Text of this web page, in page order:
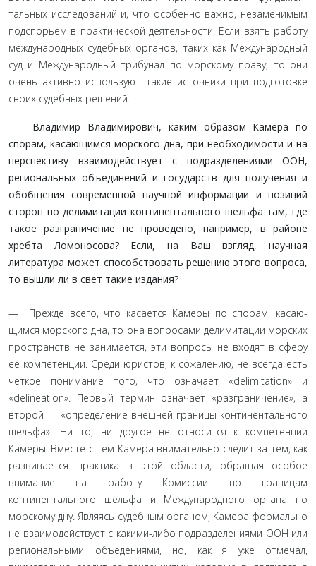
тальных исследований и, что особенно важно, незаменимым
подспорьем в практической деятельности. Если взять работу
международных судебных органов, таких как Международный
суд и Международный трибунал по морскому праву, то они
очень активно используют такие источники при подготовке
своих судебных решений.
— Владимир Владимирович, каким образом Камера по
спорам, касающимся морского дна, при необходимости и на
перспективу взаимодействует с подразделениями ООН,
региональных объединений и государств для полу­чения и
обобщения современной научной информации и позиций
сторон по делимитации континентального шельфа там, где
такое разграничение не проведено, на­пример, в районе
хребта Ломоносова? Если, на Ваш взгляд, научная
литература может способствовать решению этого вопроса,
то вышли ли в свет такие издания?
— Прежде всего, что касается Камеры по спорам, касаю­
щимся морского дна, то она вопросами делимитации морских
пространств не занимается, эти вопросы не входят в сферу
ее компетенции. Среди юристов, к сожалению, не всегда есть
чет­кое понимание того, что означает «delimitation» и
«delineation». Первый термин означает «разграничение», а
второй — «опре­деление внешней границы континентального
шельфа». Ни то, ни другое не относится к компетенции
Камеры. Вместе с тем Камера внимательно следит за тем, как
развивается практика в этой области, обращая особое
внимание на работу Комиссии по границам
континентального шельфа и Международного органа по
морскому дну. Являясь судебным органом, Камера формально
не взаимодействует с какими-либо подразделе­ниями ООН или
региональными объедениями, но, как я уже отмечал,